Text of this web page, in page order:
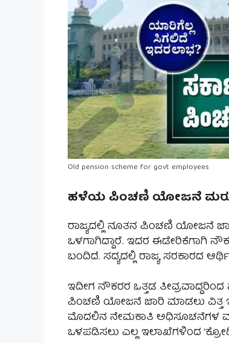
Old pension scheme for govt employees
ಹಳೆಯ ಪಿಂಚಣಿ ಯೋಜನೆ
ರಾಜ್ಯದಲ್ಲಿ ನೂತನ ಪಿಂಚಣಿ ಯೋಜನೆ
ಒಳಗಾಗಿದ್ದಾರೆ. ಇದರ ಈಡೇರಿಕೆಗಾಗಿ
ಬಂದಿದೆ. ಸದ್ಯದಲ್ಲಿ ರಾಜ್ಯ ಸರಕಾರದ
ಇದೀಗ ನೌಕರರ ಒತ್ತಡ ತೀವ್ರವಾದ್ದರಿಂದ
ಪಿಂಚಣಿ ಯೋಜನೆ ಜಾರಿ ಮಾಡಲು ವಿತ್ತ
ಮೊದಲಿನ ನೇಮಕಾತಿ ಅಧಿಸೂಚನೆಗಳ
ಒಳಪಡಿಸಲು ಎಲ್ಲ ಇಲಾಖೆಗಳಿಂದ